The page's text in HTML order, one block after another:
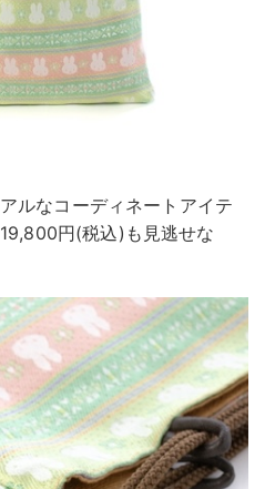
ルなコーディネートアイテ
円(税込)も見逃せな